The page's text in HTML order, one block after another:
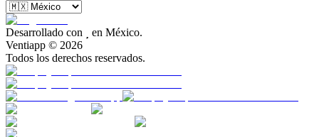
Desarrollado con
en México.
Ventiapp © 2026
Todos los derechos reservados.